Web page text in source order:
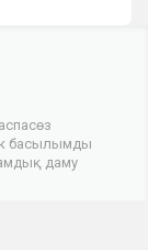
басылымды
даму